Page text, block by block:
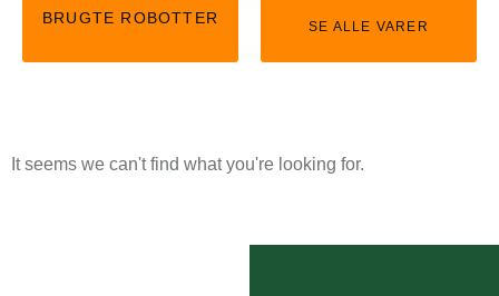
BRUGTE ROBOTTER SE ALLE VARER
It seems we can't find what you're looking for.